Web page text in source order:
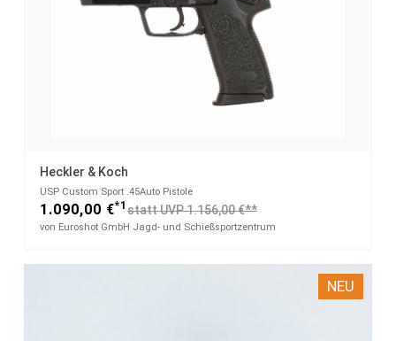
Heckler & Koch
USP Custom Sport​ .45Auto Pistole
1.090,00 €*1 statt UVP 1.156,00 €**
von Euroshot GmbH Jagd- und Schießsportzentrum
NEU